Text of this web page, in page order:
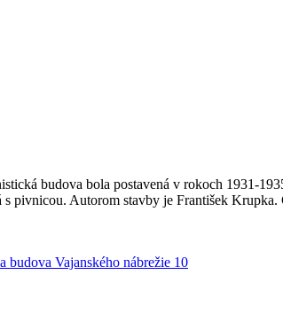
budova bola postavená v rokoch 1931-
pivnicou. Autorom stavby je František
budova Vajanského nábrežie 10